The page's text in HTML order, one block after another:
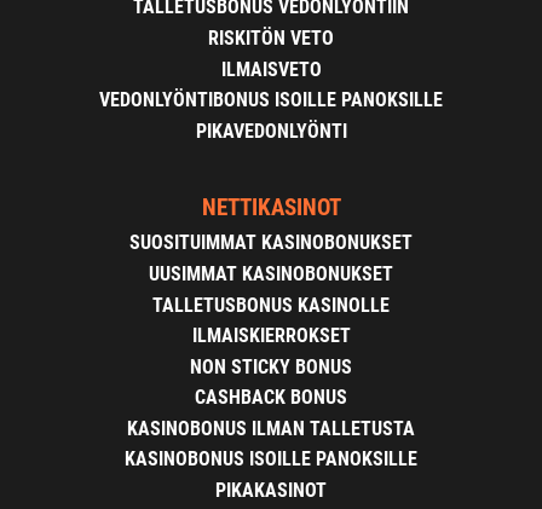
TALLETUSBONUS VEDONLYÖNTIIN
RISKITÖN VETO
ILMAISVETO
VEDONLYÖNTIBONUS ISOILLE PANOKSILLE
PIKAVEDONLYÖNTI
NETTIKASINOT
SUOSITUIMMAT KASINOBONUKSET
UUSIMMAT KASINOBONUKSET
TALLETUSBONUS KASINOLLE
ILMAISKIERROKSET
NON STICKY BONUS
CASHBACK BONUS
KASINOBONUS ILMAN TALLETUSTA
KASINOBONUS ISOILLE PANOKSILLE
PIKAKASINOT